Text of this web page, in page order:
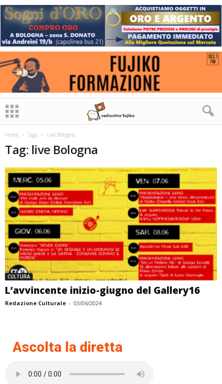
Home Tags Live Bologna
Tag: live Bologna
CULTURA
L’avvincente inizio-giugno del Gallery16
Redazione Culturale - 03/06/2024
Ascolta la diretta